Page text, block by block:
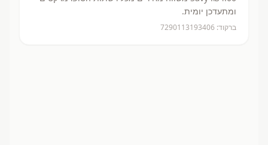
ומתעדכן יומית.
ברקוד: 7290113193406